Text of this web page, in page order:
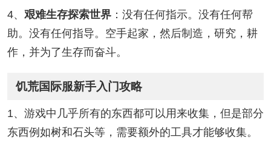
4、 艰难生存探索世界：没有任何指示。没有任何帮
助。没有任何指导。空手起家，然后制造，研究，耕
作，并为了生存而奋斗。
饥荒国际服新手入门攻略
1、游戏中几乎所有的东西都可以用来收集，但是部分
东西例如树和石头等，需要额外的工具才能够收集。